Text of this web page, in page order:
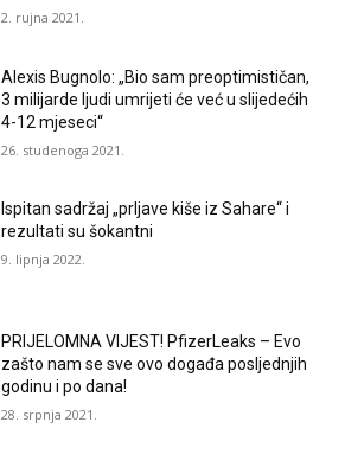
2. rujna 2021.
Alexis Bugnolo: „Bio sam preoptimističan,
3 milijarde ljudi umrijeti će već u slijedećih
4-12 mjeseci“
26. studenoga 2021.
Ispitan sadržaj „prljave kiše iz Sahare“ i
rezultati su šokantni
9. lipnja 2022.
PRIJELOMNA VIJEST! PfizerLeaks – Evo
zašto nam se sve ovo događa posljednjih
godinu i po dana!
28. srpnja 2021.